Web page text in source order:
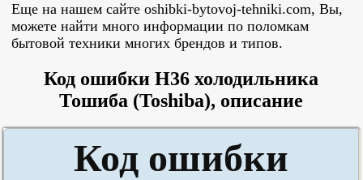
Еще на нашем сайте oshibki-bytovoj-tehniki.com, Вы,
можете найти много информации по поломкам
бытовой техники многих брендов и типов.
Код ошибки H36 холодильника
Тошиба (Toshiba), описание
Код ошибки